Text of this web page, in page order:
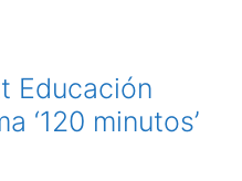
Educación
‘120 minutos’